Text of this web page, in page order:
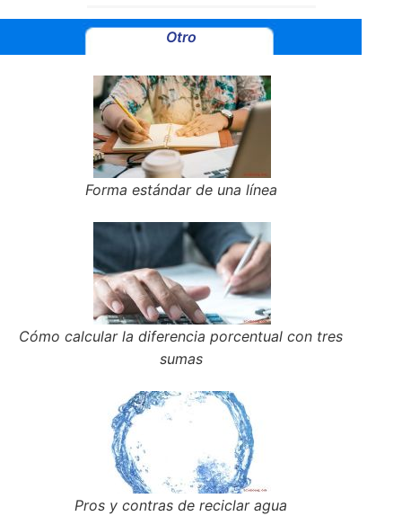
Otro
Forma estándar de una línea
Cómo calcular la diferencia porcentual con tres
sumas
Pros y contras de reciclar agua